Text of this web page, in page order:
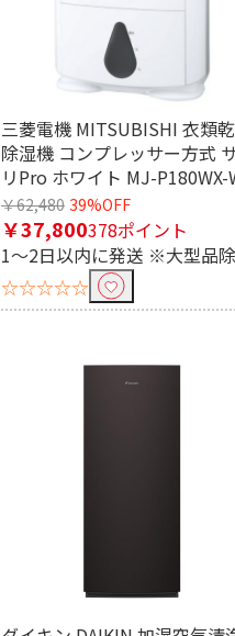
三菱電機 MITSUBISHI 衣類
除湿機 コンプレッサー方式
リPro ホワイト MJ-P180WX-
￥62,480 39%OFF
￥37,800378ポイント
1～2日以内に発送 ※大型品
☆☆☆☆☆